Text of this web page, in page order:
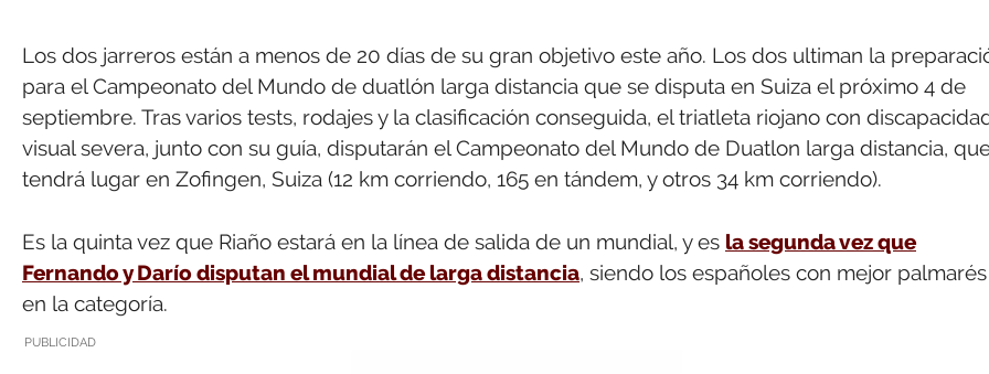
Los dos jarreros están a menos de 20 días de su gran objetivo este año. Los dos ultiman la
para el Campeonato del Mundo de duatlón larga distancia que se disputa en Suiza el próximo 4 de
septiembre. Tras varios tests, rodajes y la clasificación conseguida, el triatleta riojano con
visual severa, junto con su guía, disputarán el Campeonato del Mundo de Duatlon larga distancia,
tendrá lugar en Zofingen, Suiza (12 km corriendo, 165 en tándem, y otros 34 km corriendo).
Es la quinta vez que Riaño estará en la línea de salida de un mundial, y es la segunda vez que
Fernando y Darío disputan el mundial de larga distancia, siendo los españoles con mejor palmarés
en la categoría.
PUBLICIDAD